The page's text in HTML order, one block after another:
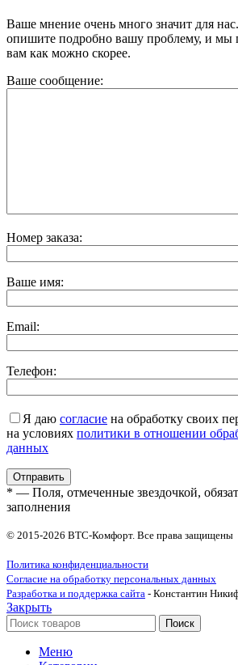
Ваше мнение очень много значит для
опишите подробно вашу проблему, и мы
вам как можно скорее.
Ваше сообщение:
Номер заказа:
Ваше имя:
Email:
Телефон:
Я даю согласие на обработку своих
на условиях политики в отношении
данных
* — Поля, отмеченные звездочкой,
заполнения
© 2015-2026 ВТС-Комфорт. Все права защищены
Политика конфиденциальности
Согласие на обработку персональных данных
Разработка и поддержка сайта - Константин
Закрыть
Поиск
Меню